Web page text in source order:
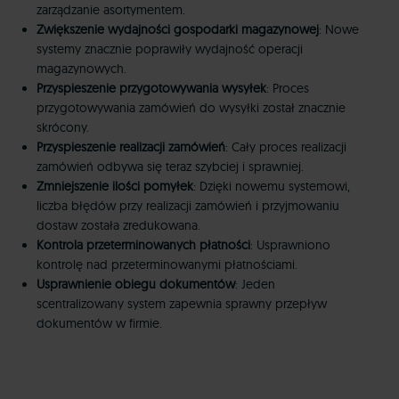
zarządzanie asortymentem.
Zwiększenie wydajności gospodarki magazynowej: Nowe
systemy znacznie poprawiły wydajność operacji
magazynowych.
Przyspieszenie przygotowywania wysyłek: Proces
przygotowywania zamówień do wysyłki został znacznie
skrócony.
Przyspieszenie realizacji zamówień: Cały proces realizacji
zamówień odbywa się teraz szybciej i sprawniej.
Zmniejszenie ilości pomyłek: Dzięki nowemu systemowi,
liczba błędów przy realizacji zamówień i przyjmowaniu
dostaw została zredukowana.
Kontrola przeterminowanych płatności: Usprawniono
kontrolę nad przeterminowanymi płatnościami.
Usprawnienie obiegu dokumentów: Jeden
scentralizowany system zapewnia sprawny przepływ
dokumentów w firmie.